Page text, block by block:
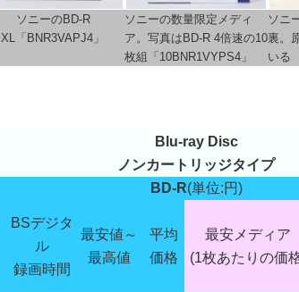
ソニーのBD-R
XL「BNR3VAPJ4」
ソニーの数量限定メディ
ア。写真はBD-R 4倍速の10
枚組「10BNR1VYPS4」
ソニ
裏。
いる
Blu-ray Disc
ノンカートリッジタイプ
BD-R(単位:円)
BSデジタ
ル
録画時間
最安値～
最高値
平均
価格
最安メディア
(1枚あたりの価